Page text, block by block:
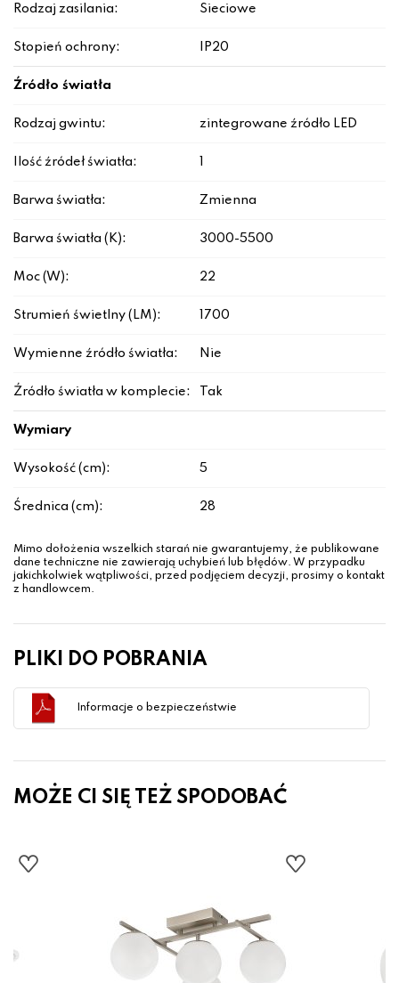
Rodzaj zasilania: Sieciowe
Stopień ochrony: IP20
Źródło światła
Rodzaj gwintu: zintegrowane źródło LED
Ilość źródeł światła:
Barwa światła: Zmienna
Barwa światła (K): 3000-5500
Moc (W): 22
Strumień świetlny (LM): 1700
Wymienne źródło światła: Nie
Źródło światła w komplecie: Tak
Wymiary
Wysokość (cm): 5
Średnica (cm): 28
Mimo dołożenia wszelkich starań nie gwarantujemy, że publikowane
dane techniczne nie zawierają uchybień lub błędów. W przypadku
jakichkolwiek wątpliwości, przed podjęciem decyzji, prosimy o kontakt
z handlowcem.
PLIKI DO POBRANIA
Informacje o bezpieczeństwie
MOŻE CI SIĘ TEŻ SPODOBAĆ